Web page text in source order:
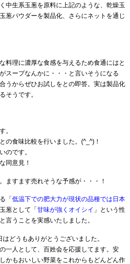
中生系玉葱を原料に上記のような、乾燥玉
葱パウダーを製品化、さらにネットを通じ
料理に濃厚な食感を与えるため食通にはと
スープなんかに・・・と言いそうになる
うからぜひお試しをとの即答。実は製品化
そうです。
。
の食味比較を行いました。(^_^)！
のです。
同意見！
ますます売れそうな予感が・・・！
「 低温下での肥大力が現状の品種では日本
葱として「 甘味が強くオイシイ 」という性
言うことを実感いたしました。
どうもありがとうございました。
一人として、百姓会を応援してます。安
かもおいしい野菜をこれからもどんどん作